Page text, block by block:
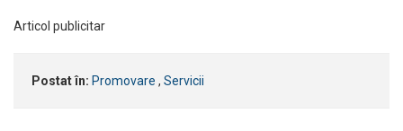
Articol publicitar
Postat în: Promovare , Servicii